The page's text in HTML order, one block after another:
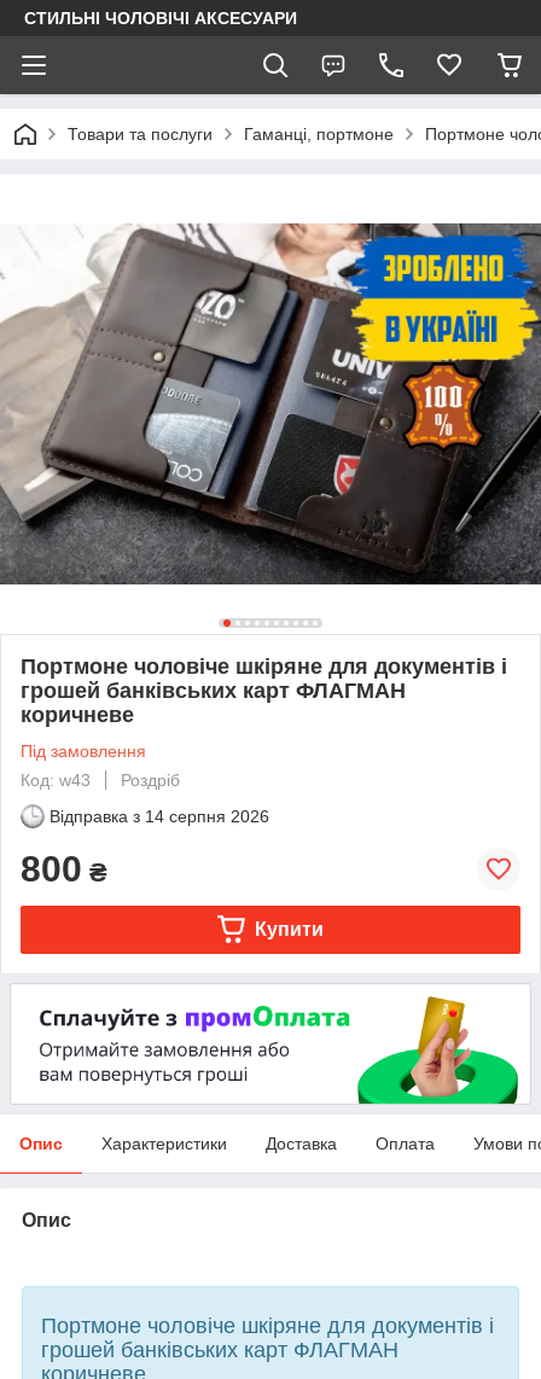
СТИЛЬНІ ЧОЛОВІЧІ АКСЕСУАРИ
Товари та послуги Гаманці, портмоне Портмоне
Портмоне чоловіче шкіряне для документів і
грошей банківських карт ФЛАГМАН
коричневе
Під замовлення
Код: w43
Роздріб
Відправка з 14 серпня 2026
800 ₴
Купити
Опис Характеристики Доставка Оплата Умови
Опис
Портмоне чоловіче шкіряне для документів і
грошей банківських карт ФЛАГМАН